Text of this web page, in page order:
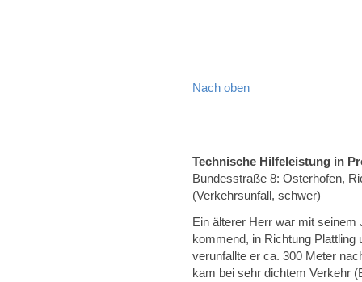
Nach oben
Technische Hilfeleistung in
Bundesstraße 8: Osterhofen,
(Verkehrsunfall, schwer)
Ein älterer Herr war mit
kommend, in Richtung Plattling
verunfallte er ca. 300 Meter
kam bei sehr dichtem Verkehr